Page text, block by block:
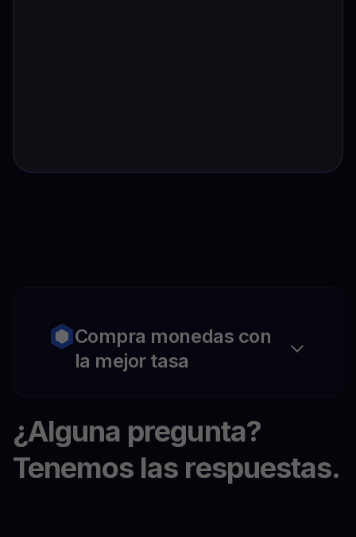
Compra monedas con
la mejor tasa
¿Alguna pregunta?
Tenemos las respuestas.